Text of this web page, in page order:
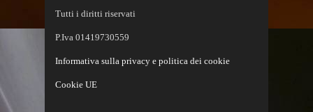
Tutti i diritti riservati
P.Iva 01419730559
Informativa sulla privacy e politica dei cookie
Cookie UE